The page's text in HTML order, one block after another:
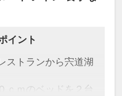
で約２０分
女性に人気の神社で
の池という池があり
を浮かべて占う
５分
で、現存天守は国
に指定されていま
も有名で、『日本さ
や『都市景観１００
。
（アニバーサリ
日（前後１週間）の
付！
イント
ストランから宍道湖
ｃｍのベッドを２台